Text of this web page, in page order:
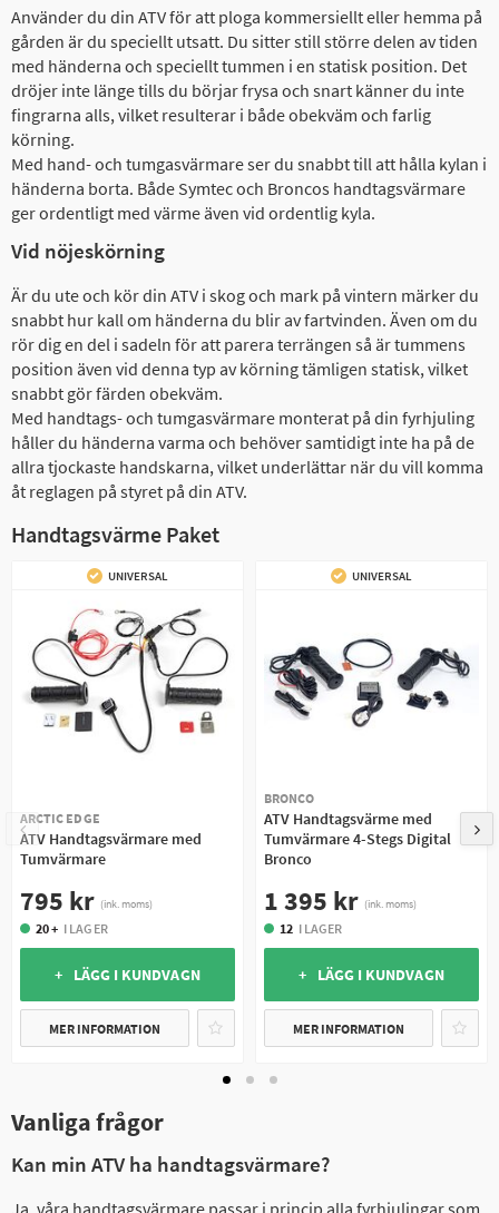
Använder du din ATV för att ploga kommersiellt eller hemma på
gården är du speciellt utsatt. Du sitter still större delen av tiden
med händerna och speciellt tummen i en statisk position. Det
dröjer inte länge tills du börjar frysa och snart känner du inte
fingrarna alls, vilket resulterar i både obekväm och farlig
körning.
Med hand- och tumgasvärmare ser du snabbt till att hålla kylan i
händerna borta. Både Symtec och Broncos handtagsvärmare
ger ordentligt med värme även vid ordentlig kyla.
Vid nöjeskörning
Är du ute och kör din ATV i skog och mark på vintern märker du
snabbt hur kall om händerna du blir av fartvinden. Även om du
rör dig en del i sadeln för att parera terrängen så är tummens
position även vid denna typ av körning tämligen statisk, vilket
snabbt gör färden obekväm.
Med handtags- och tumgasvärmare monterat på din fyrhjuling
håller du händerna varma och behöver samtidigt inte ha på de
allra tjockaste handskarna, vilket underlättar när du vill komma
åt reglagen på styret på din ATV.
Handtagsvärme Paket
UNIVERSAL
ARCTIC EDGE
ATV Handtagsvärmare med
Tumvärmare
795 kr (ink. moms)
20 + I LAGER
+ LÄGG I KUNDVAGN
MER INFORMATION
UNIVERSAL
BRONCO
ATV Handtagsvärme med
Tumvärmare 4-Stegs Digital
Bronco
1 395 kr (ink. moms)
12 I LAGER
+ LÄGG I KUNDVAGN
MER INFORMATION
Vanliga frågor
Kan min ATV ha handtagsvärmare?
Ja, våra handtagsvärmare passar i princip alla fyrhjulingar som